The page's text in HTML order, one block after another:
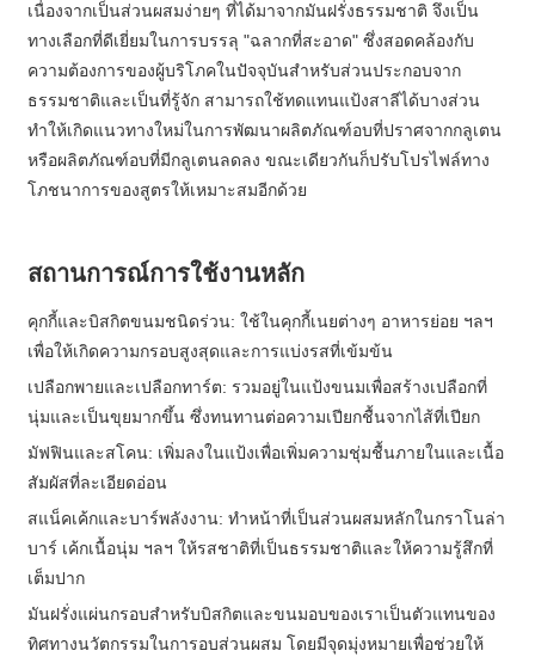
เนื่องจากเป็นส่วนผสมง่ายๆ ที่ได้มาจากมันฝรั่งธรรมชาติ จึงเป็น
ทางเลือกที่ดีเยี่ยมในการบรรลุ "ฉลากที่สะอาด" ซึ่งสอดคล้องกับ
ความต้องการของผู้บริโภคในปัจจุบันสำหรับส่วนประกอบจาก
ธรรมชาติและเป็นที่รู้จัก สามารถใช้ทดแทนแป้งสาลีได้บางส่วน
ทำให้เกิดแนวทางใหม่ในการพัฒนาผลิตภัณฑ์อบที่ปราศจากกลูเตน
หรือผลิตภัณฑ์อบที่มีกลูเตนลดลง ขณะเดียวกันก็ปรับโปรไฟล์ทาง
โภชนาการของสูตรให้เหมาะสมอีกด้วย
สถานการณ์การใช้งานหลัก
คุกกี้และบิสกิตขนมชนิดร่วน: ใช้ในคุกกี้เนยต่างๆ อาหารย่อย ฯลฯ
เพื่อให้เกิดความกรอบสูงสุดและการแบ่งรสที่เข้มข้น
เปลือกพายและเปลือกทาร์ต: รวมอยู่ในแป้งขนมเพื่อสร้างเปลือกที่
นุ่มและเป็นขุยมากขึ้น ซึ่งทนทานต่อความเปียกชื้นจากไส้ที่เปียก
มัฟฟินและสโคน: เพิ่มลงในแป้งเพื่อเพิ่มความชุ่มชื้นภายในและเนื้อ
สัมผัสที่ละเอียดอ่อน
สแน็คเค้กและบาร์พลังงาน: ทำหน้าที่เป็นส่วนผสมหลักในกราโนล่า
บาร์ เค้กเนื้อนุ่ม ฯลฯ ให้รสชาติที่เป็นธรรมชาติและให้ความรู้สึกที่
เต็มปาก
มันฝรั่งแผ่นกรอบสำหรับบิสกิตและขนมอบของเราเป็นตัวแทนของ
ทิศทางนวัตกรรมในการอบส่วนผสม โดยมีจุดมุ่งหมายเพื่อช่วยให้